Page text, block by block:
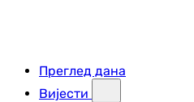
Преглед дана
Вијести